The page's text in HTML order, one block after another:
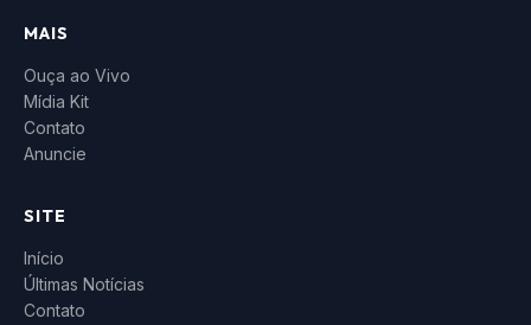
MAIS
Ouça ao Vivo
Mídia Kit
Contato
Anuncie
SITE
Início
Últimas Notícias
Contato